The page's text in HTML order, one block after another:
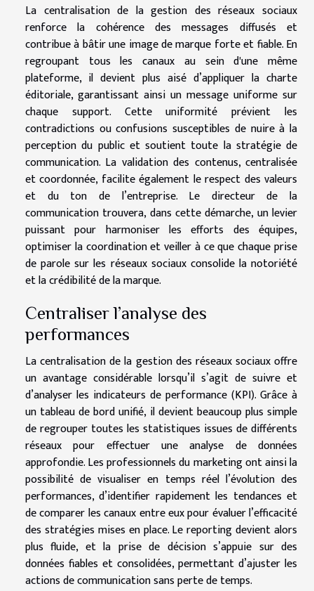
La centralisation de la gestion des réseaux sociaux
renforce la cohérence des messages diffusés et
contribue à bâtir une image de marque forte et fiable. En
regroupant tous les canaux au sein d'une même
plateforme, il devient plus aisé d’appliquer la charte
éditoriale, garantissant ainsi un message uniforme sur
chaque support. Cette uniformité prévient les
contradictions ou confusions susceptibles de nuire à la
perception du public et soutient toute la stratégie de
communication. La validation des contenus, centralisée
et coordonnée, facilite également le respect des valeurs
et du ton de l’entreprise. Le directeur de la
communication trouvera, dans cette démarche, un levier
puissant pour harmoniser les efforts des équipes,
optimiser la coordination et veiller à ce que chaque prise
de parole sur les réseaux sociaux consolide la notoriété
et la crédibilité de la marque.
Centraliser l’analyse des
performances
La centralisation de la gestion des réseaux sociaux offre
un avantage considérable lorsqu’il s’agit de suivre et
d’analyser les indicateurs de performance (KPI). Grâce à
un tableau de bord unifié, il devient beaucoup plus simple
de regrouper toutes les statistiques issues de différents
réseaux pour effectuer une analyse de données
approfondie. Les professionnels du marketing ont ainsi la
possibilité de visualiser en temps réel l’évolution des
performances, d’identifier rapidement les tendances et
de comparer les canaux entre eux pour évaluer l’efficacité
des stratégies mises en place. Le reporting devient alors
plus fluide, et la prise de décision s’appuie sur des
données fiables et consolidées, permettant d’ajuster les
actions de communication sans perte de temps.